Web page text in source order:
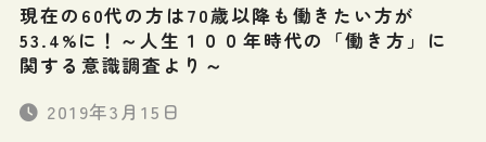
現在の60代の方は70歳以降も働きたい方が
53.4%に！～人生１００年時代の「働き方」に
関する意識調査より～
2019年3月15日